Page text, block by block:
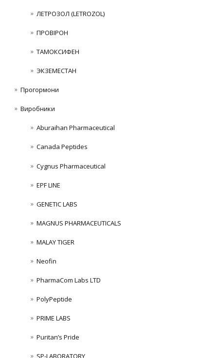
ЛЕТРОЗОЛ (LETROZOL)
ПРОВІРОН
ТАМОКСИФЕН
ЭКЗЕМЕСТАН
Прогормони
Виробники
Aburaihan Pharmaceutical
Canada Peptides
Cygnus Pharmaceutical
EPF LINE
GENETIC LABS
MAGNUS PHARMACEUTICALS
MALAY TIGER
Neofin
PharmaCom Labs LTD
PolyPeptide
PRIME LABS
Puritan’s Pride
SP-LABORATORY